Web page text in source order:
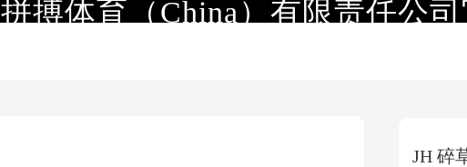
拼搏体育（China）有限责任公
JH 碎